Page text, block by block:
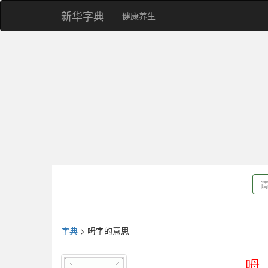
新华字典 健康养生
字典 > 呣字的意思